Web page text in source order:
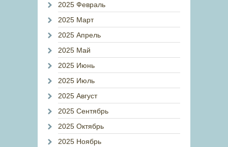
2025 Февраль
2025 Март
2025 Апрель
2025 Май
2025 Июнь
2025 Июль
2025 Август
2025 Сентябрь
2025 Октябрь
2025 Ноябрь